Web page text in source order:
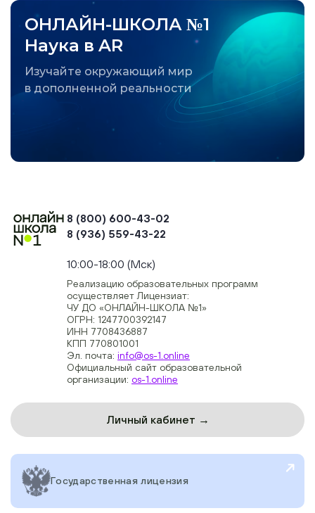
ОНЛАЙН-ШКОЛА №1
Наука в AR
Изучайте окружающий мир
в дополненной реальности
8 (800) 600-43-02
8 (936) 559-43-22
10:00-18:00 (Мск)
Реализацию образовательных программ
осуществляет Лицензиат:
ЧУ ДО «ОНЛАЙН-ШКОЛА №1»
ОГРН: 1247700392147
ИНН 7708436887
КПП 770801001
Эл. почта: info@os-1.online
Официальный сайт образовательной
организации: os-1.online
Личный кабинет →
Государственная лицензия